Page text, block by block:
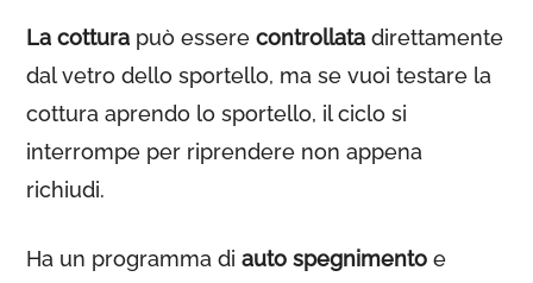
La cottura può esserecontrollata direttamente
dal vetro dello sportello, ma se vuoi testare la
cottura aprendo lo sportello, il ciclo si
interrompe per riprendere non appena
richiudi.
Ha un programma diauto spegnimento e